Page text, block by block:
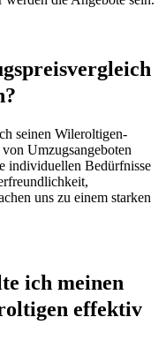
seinen Wileroltigen-
Umzugsangeboten
individuellen Bedürfnisse
uns zu einem starken
ich meinen
effektiv